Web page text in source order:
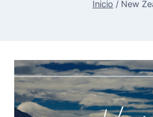
Inicio / New